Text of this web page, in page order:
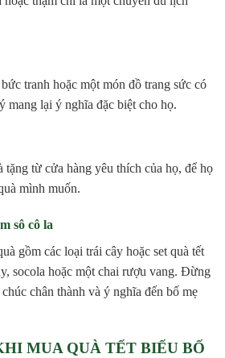
tranh hoặc một món đồ trang sức có
mang lại ý nghĩa đặc biệt cho họ.
tặng từ cửa hàng yêu thích của họ, để họ
mình muốn.
sô cô la
gồm các loại trái cây hoặc set quà tết
socola hoặc một chai rượu vang. Đừng
chân thành và ý nghĩa đến bố mẹ
MUA QUÀ TẾT BIẾU BỐ